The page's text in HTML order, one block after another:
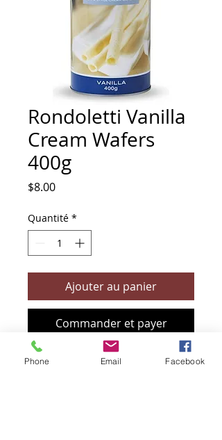
Rondoletti Vanilla
Cream Wafers
400g
$8.00Prix
Quantité *
Ajouter au panier
Commander et payer
Phone Email Facebook